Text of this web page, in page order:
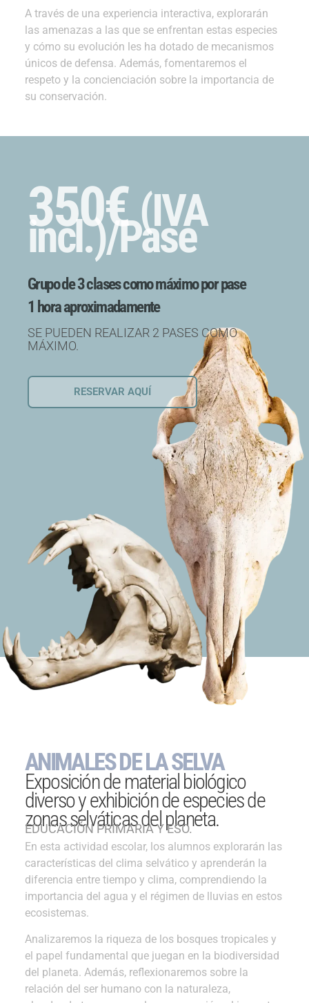
A través de una experiencia interactiva, explorarán
las amenazas a las que se enfrentan estas especies
y cómo su evolución les ha dotado de mecanismos
únicos de defensa. Además, fomentaremos el
respeto y la concienciación sobre la importancia de
su conservación.
350€(IVA
incl.)/Pase
Grupo de 3 clases como máximo por pase
1 hora aproximadamente
SE PUEDEN REALIZAR 2 PASES COMO
MÁXIMO.
RESERVAR AQUÍ
ANIMALES DE LA SELVA
Exposición de material biológico
diverso y exhibición de especies de
zonas selváticas del planeta.
EDUCACIÓN PRIMARIA Y ESO.
En esta actividad escolar, los alumnos explorarán las
características del clima selvático y aprenderán la
diferencia entre tiempo y clima, comprendiendo la
importancia del agua y el régimen de lluvias en estos
ecosistemas.
Analizaremos la riqueza de los bosques tropicales y
el papel fundamental que juegan en la biodiversidad
del planeta. Además, reflexionaremos sobre la
relación del ser humano con la naturaleza,